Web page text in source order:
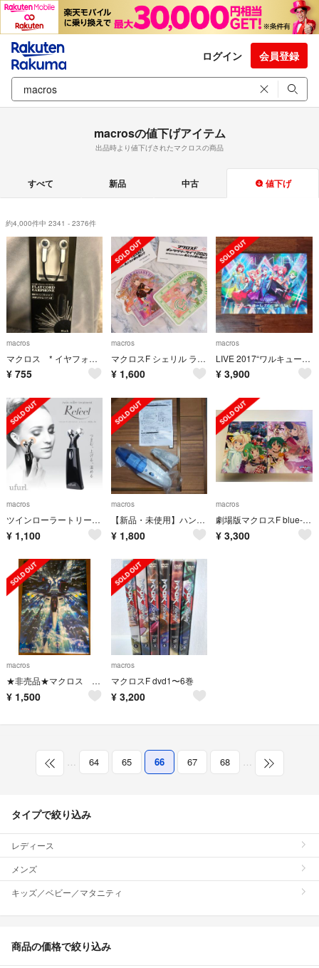
ログイン 会員登録
macrosの値下げアイテム
出品時より値下げされたマクロスの商品
すべて 新品 中古 値下げ
約4,000件中 2341 - 2376件
macros
マクロス * イヤフォン * フラットコードイヤフォン
¥ 755
macros
マクロスF シェリル ランカ スマホステッカー
¥ 1,600
macros
LIVE 2017“ワルキューレがとまらない”at 横浜アリーナ Blu-ray
¥ 3,900
macros
ツインローラートリートメント レフィール
¥ 1,100
macros
【新品・未使用】ハンディクリーナー 乾湿両用
¥ 1,800
macros
劇場版マクロスF blue-ray 2枚 イツワリノウタヒメ&サヨナラノツバサ
¥ 3,300
macros
★非売品★マクロス ポスター
¥ 1,500
macros
マクロスF dvd1〜6巻
¥ 3,200
… 64 65 66 67 68 …
タイプで絞り込み
レディース
メンズ
キッズ／ベビー／マタニティ
商品の価格で絞り込み